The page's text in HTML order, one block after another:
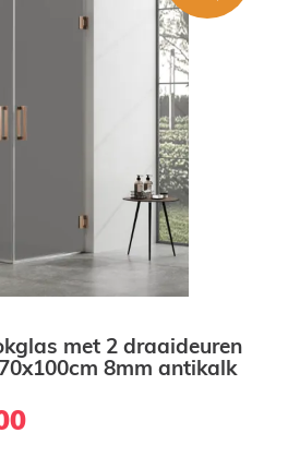
met 2 draaideuren
8mm antikalk